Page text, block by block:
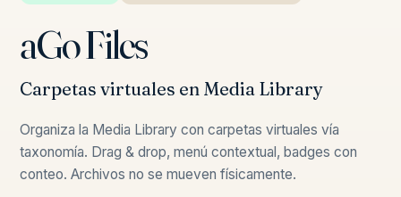
aGo Files
Carpetas virtuales en Media Library
Organiza la Media Library con carpetas virtuales vía
taxonomía. Drag & drop, menú contextual, badges con
conteo. Archivos no se mueven físicamente.